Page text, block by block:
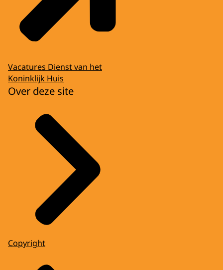
Vacatures Dienst van het
Koninklijk Huis
Over deze site
Copyright